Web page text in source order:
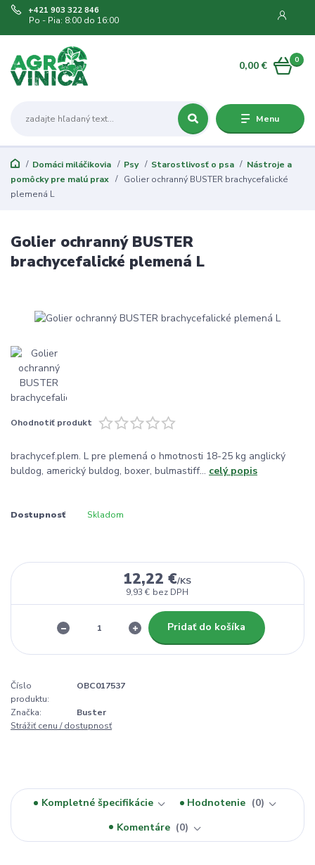
Menu
+421 903 322 846
Po - Pia: 8:00 do 16:00
0
0,00 €
Domáci miláčikovia Psy Starostlivosť o psa
Nástroje a
pomôcky pre malú prax
Golier ochranný BUSTER brachycefalické
plemená L
Golier ochranný BUSTER
brachycefalické plemená L
Ohodnotiť produkt
brachycef.plem. L pre plemená o hmotnosti 18-25 kg anglický
buldog, americký buldog, boxer, bulmastiff... celý popis
Dostupnosť Skladom
12,22 €/KS
9,93 € bez DPH
Pridať do košíka
Číslo
produktu:
OBC017537
Značka:
Buster
Strážiť cenu / dostupnosť
Kompletné špecifikácie Hodnotenie
0
Komentáre
0